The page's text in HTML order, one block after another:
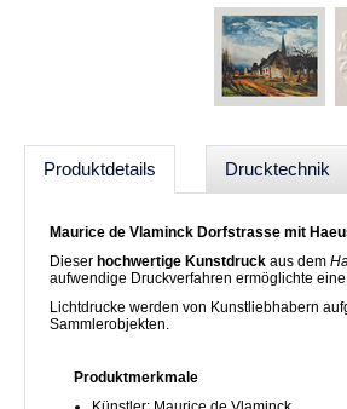
Produktdetails Drucktechnik
Maurice de Vlaminck Dorfstrasse mit
Dieser hochwertige Kunstdruck aus dem
aufwendige Druckverfahren ermöglichte eine
Lichtdrucke werden von Kunstliebhabern
Sammlerobjekten.
Produktmerkmale